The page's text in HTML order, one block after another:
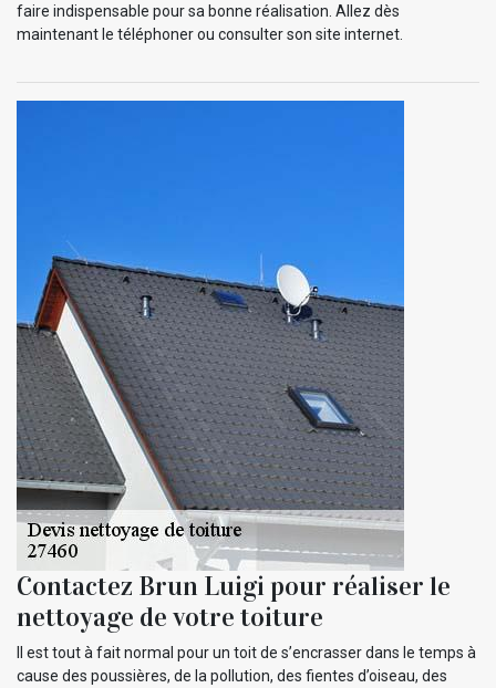
faire indispensable pour sa bonne réalisation. Allez dès
maintenant le téléphoner ou consulter son site internet.
Contactez Brun Luigi pour réaliser le
nettoyage de votre toiture
Il est tout à fait normal pour un toit de s’encrasser dans le temps à
cause des poussières, de la pollution, des fientes d’oiseau, des